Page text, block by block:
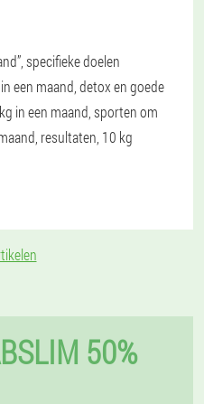
specifieke doelen
een maand, detox en goede
in een maand, sporten om
resultaten, 10 kg
50%